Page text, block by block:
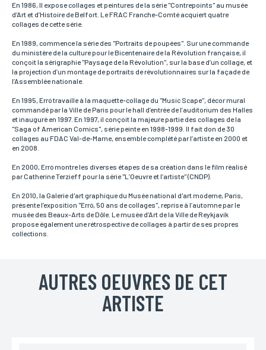
pour des motifs légitimes, au traitement informatiques de vos coordonnées, bénéficiez d’un
droit d’accès, de rectification aux informations qui vous concernent, en vous adressant à
L’Incartade - 51 rue Basse, 59800 Lille.
En 1986, Il expose collages et peintures de la série "Contrepoints" au musée
d’Art et d’Histoire de Belfort. Le FRAC Franche-Comté acquiert quatre
collages de cette série.
En 1989, commence la série des "Portraits de poupées". Sur une commande
du ministère de la culture pour le Bicentenaire de la Révolution française, il
conçoit la sérigraphie "Paysage de la Révolution", sur la base d’un collage, et
la projection d’un montage de portraits de révolutionnaires sur la façade de
l’Assemblée nationale.
En 1995, Erró travaille à la maquette-collage du "Music Scape", décor mural
commandé par la Ville de Paris pour le hall d’entrée de l’auditorium des Halles
et inauguré en 1997. En 1997, il conçoit la majeure partie des collages de la
"Saga of American Comics", série peinte en 1998-1999. Il fait don de 30
collages au FDAC Val-de-Marne, ensemble complété par l’artiste en 2000 et
en 2008.
En 2000, Erró montre les diverses étapes de sa création dans le film réalisé
par Catherine Terzieff pour la série "L’Oeuvre et l’artiste" (CNDP).
En 2010, la Galerie d'art graphique du Musée national d'art moderne, Paris,
présente l’exposition "Erró, 50 ans de collages", reprise à l’automne par le
musée des Beaux-Arts de Dôle. Le musée d’Art de la Ville de Reykjavík
propose également une rétrospective de collages à partir de ses propres
collections.
AUTRES OEUVRES DE CET
ARTISTE